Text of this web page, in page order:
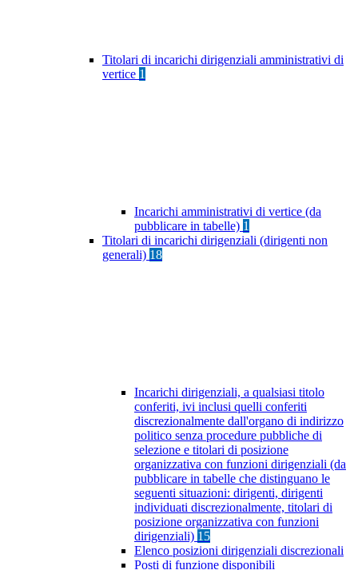
Titolari di incarichi dirigenziali amministrativi di
vertice 1
Incarichi amministrativi di vertice (da
pubblicare in tabelle) 1
Titolari di incarichi dirigenziali (dirigenti non
generali) 18
Incarichi dirigenziali, a qualsiasi titolo
conferiti, ivi inclusi quelli conferiti
discrezionalmente dall'organo di indirizzo
politico senza procedure pubbliche di
selezione e titolari di posizione
organizzativa con funzioni dirigenziali (da
pubblicare in tabelle che distinguano le
seguenti situazioni: dirigenti, dirigenti
individuati discrezionalmente, titolari di
posizione organizzativa con funzioni
dirigenziali) 15
Elenco posizioni dirigenziali discrezionali
Posti di funzione disponibili